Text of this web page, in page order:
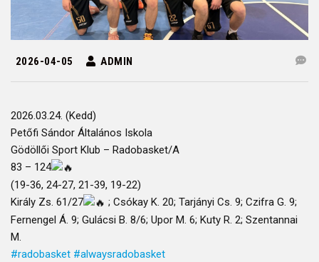
2026-04-05 ADMIN
2026.03.24. (Kedd)
Petőfi Sándor Általános Iskola
Gödöllői Sport Klub – Radobasket/A
83 – 124
(19-36, 24-27, 21-39, 19-22)
Király Zs. 61/27
; Csókay K. 20; Tarjányi Cs. 9; Czifra G. 9;
Fernengel Á. 9; Gulácsi B. 8/6; Upor M. 6; Kuty R. 2; Szentannai
M.
#radobasket #alwaysradobasket